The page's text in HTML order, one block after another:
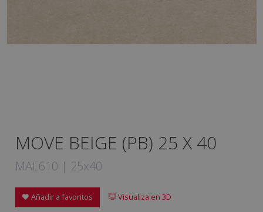
MOVE BEIGE (PB) 25 X 40
MAE610 | 25x40
Añadir a favoritos Visualiza en 3D